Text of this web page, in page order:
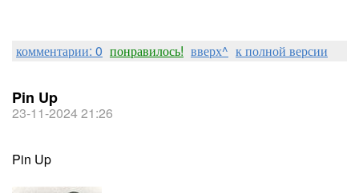
комментарии: 0 понравилось! вверх^ к полной версии
Pin Up
23-11-2024 21:26
Pin Up